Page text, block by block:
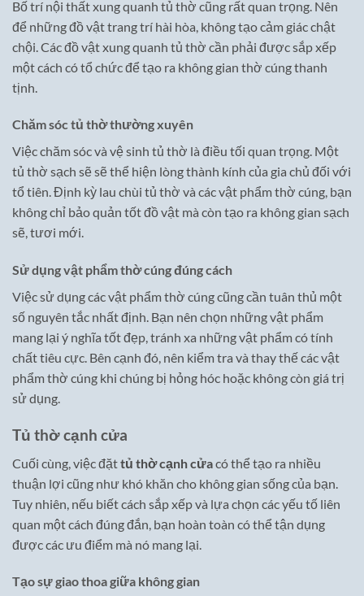
Bố trí nội thất xung quanh tủ thờ cũng rất quan trọng. Nên
để những đồ vật trang trí hài hòa, không tạo cảm giác chật
chội. Các đồ vật xung quanh tủ thờ cần phải được sắp xếp
một cách có tổ chức để tạo ra không gian thờ cúng thanh
tịnh.
Chăm sóc tủ thờ thường xuyên
Việc chăm sóc và vệ sinh tủ thờ là điều tối quan trọng. Một
tủ thờ sạch sẽ sẽ thể hiện lòng thành kính của gia chủ đối với
tổ tiên. Định kỳ lau chùi tủ thờ và các vật phẩm thờ cúng, bạn
không chỉ bảo quản tốt đồ vật mà còn tạo ra không gian sạch
sẽ, tươi mới.
Sử dụng vật phẩm thờ cúng đúng cách
Việc sử dụng các vật phẩm thờ cúng cũng cần tuân thủ một
số nguyên tắc nhất định. Bạn nên chọn những vật phẩm
mang lại ý nghĩa tốt đẹp, tránh xa những vật phẩm có tính
chất tiêu cực. Bên cạnh đó, nên kiểm tra và thay thế các vật
phẩm thờ cúng khi chúng bị hỏng hóc hoặc không còn giá trị
sử dụng.
Tủ thờ cạnh cửa
Cuối cùng, việc đặttủ thờ cạnh cửacó thể tạo ra nhiều
thuận lợi cũng như khó khăn cho không gian sống của bạn.
Tuy nhiên, nếu biết cách sắp xếp và lựa chọn các yếu tố liên
quan một cách đúng đắn, bạn hoàn toàn có thể tận dụng
được các ưu điểm mà nó mang lại.
Tạo sự giao thoa giữa không gian